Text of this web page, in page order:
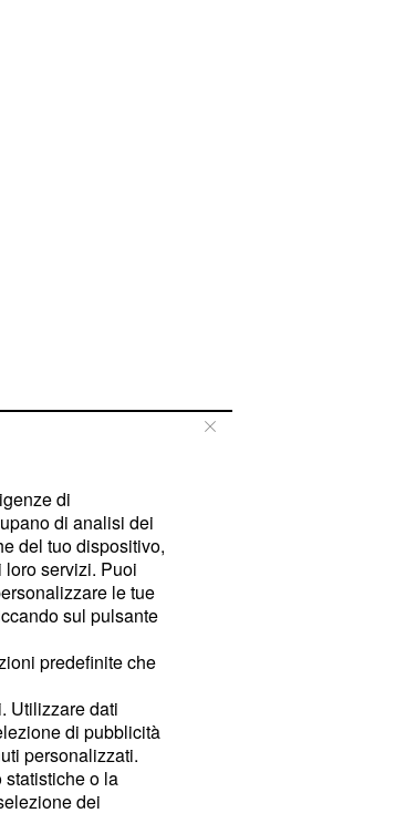
di
di analisi dei
del tuo dispositivo,
servizi. Puoi
le tue
sul pulsante
predefinite che
Utilizzare dati
di pubblicità
personalizzati.
o la
dei